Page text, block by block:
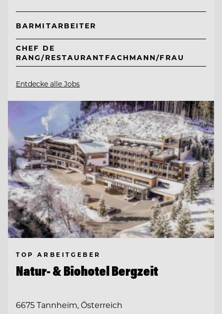
BARMITARBEITER
CHEF DE
RANG/RESTAURANTFACHMANN/FRAU
Entdecke alle Jobs
TOP ARBEITGEBER
Natur- & Biohotel Bergzeit
6675 Tannheim, Österreich